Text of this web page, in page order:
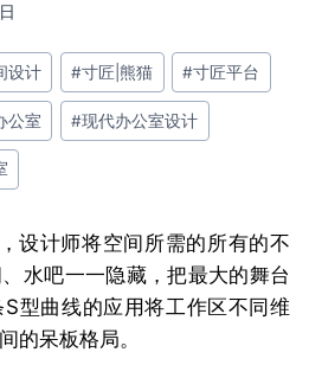
设计 #寸匠|熊猫 #寸匠平台
公室 #现代办公室设计
设计师将空间所需的所有的不
水吧一一隐藏，把最大的舞台
型曲线的应用将工作区不同维
的呆板格局。